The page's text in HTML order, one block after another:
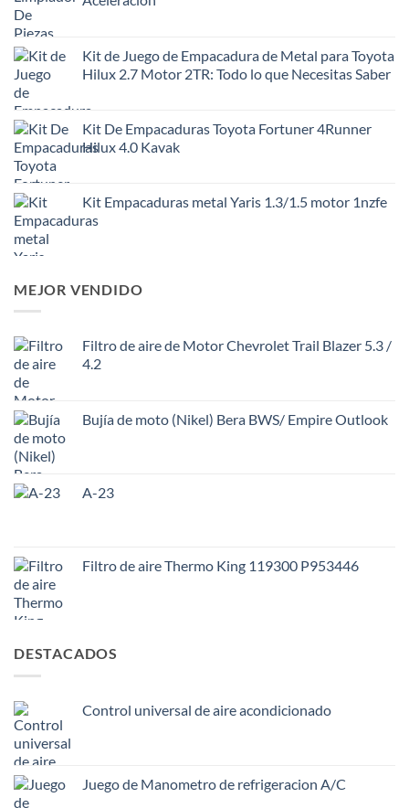
Kit de Juego de Empacadura de Metal para Toyota
Hilux 2.7 Motor 2TR: Todo lo que Necesitas Saber
Kit De Empacaduras Toyota Fortuner 4Runner
Hilux 4.0 Kavak
Kit Empacaduras metal Yaris 1.3/1.5 motor 1nzfe
MEJOR VENDIDO
Filtro de aire de Motor Chevrolet Trail Blazer 5.3 /
4.2
Bujía de moto (Nikel) Bera BWS/ Empire Outlook
A-23
Filtro de aire Thermo King 119300 P953446
DESTACADOS
Control universal de aire acondicionado
Juego de Manometro de refrigeracion A/C